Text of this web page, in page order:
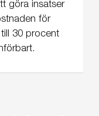
göra insatser
för
30 procent